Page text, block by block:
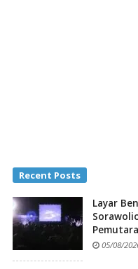
Recent Posts
Layar
05/08/